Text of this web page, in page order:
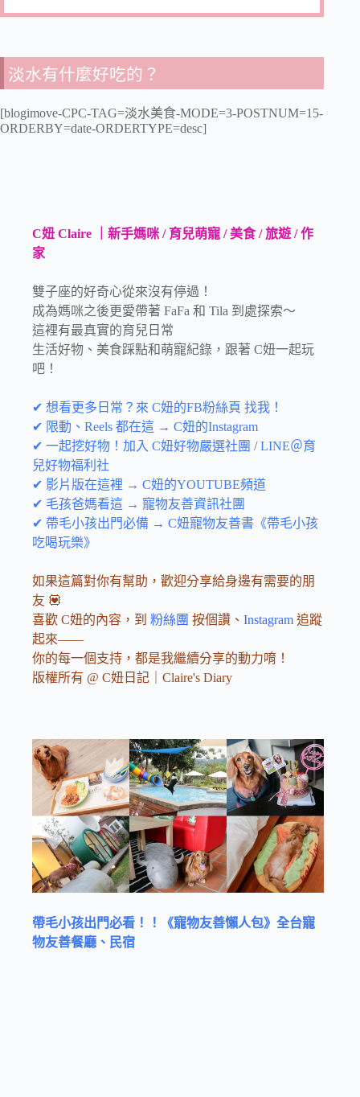
淡水有什麼好吃的？
[blogimove-CPC-TAG=淡水美食-MODE=3-POSTNUM=15-
ORDERBY=date-ORDERTYPE=desc]
C妞 Claire ｜新手媽咪 / 育兒萌寵 / 美食 / 旅遊 / 作
家
雙子座的好奇心從來沒有停過！
成為媽咪之後更愛帶著 FaFa 和 Tila 到處探索～
這裡有最真實的育兒日常
生活好物、美食踩點和萌寵紀錄，跟著 C妞一起玩
吧！
✔ 想看更多日常？來 C妞的FB粉絲頁 找我！
✔ 限動、Reels 都在這 → C妞的Instagram
✔ 一起挖好物！加入 C妞好物嚴選社團 /LINE＠育
兒好物福利社
✔ 影片版在這裡 → C妞的YOUTUBE頻道
✔ 毛孩爸媽看這 → 寵物友善資訊社團
✔ 帶毛小孩出門必備 → C妞寵物友善書《帶毛小孩
吃喝玩樂》
如果這篇對你有幫助，歡迎分享給身邊有需要的朋
友 💟
喜歡 C妞的內容，到 粉絲團 按個讚、 Instagram 追蹤
起來——
你的每一個支持，都是我繼續分享的動力唷！
版權所有 @ C妞日記｜Claire's Diary
帶毛小孩出門必看！！《寵物友善懶人包》全台寵
物友善餐廳、民宿